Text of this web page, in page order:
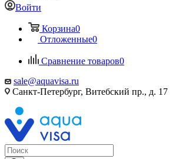
Войти
Корзина0
Отложенные0
Сравнение товаров0
sale@aquavisa.ru
Санкт-Петербург, Витебский пр., д. 17